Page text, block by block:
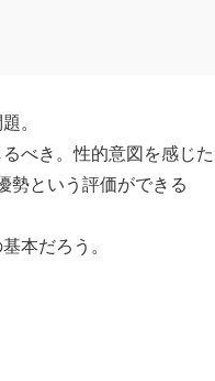
。
べき。性的意図を感じた
勢という評価ができる
本だろう。